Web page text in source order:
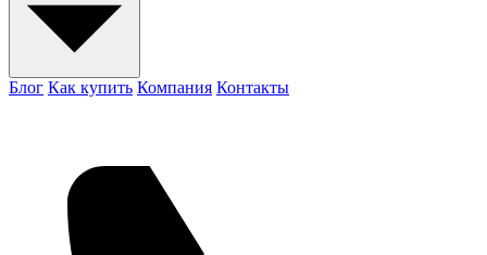
Блог Как купить Компания Контакты